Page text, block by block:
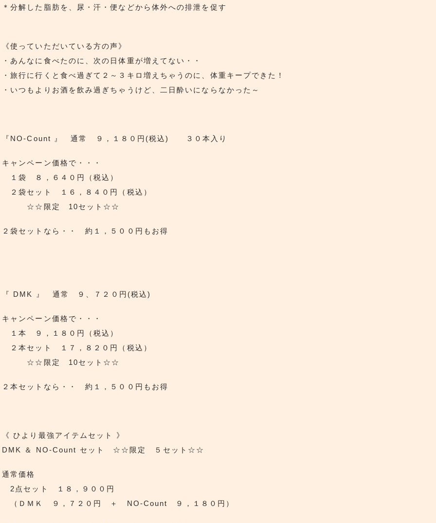
＊分解した脂肪を、尿・汗・便などから体外への排泄を促す
《使っていただいている方の声》
・あんなに食べたのに、次の日体重が増えてない・・
・旅行に行くと食べ過ぎて２～３キロ増えちゃうのに、体重キープできた！
・いつもよりお酒を飲み過ぎちゃうけど、二日酔いにならなかった～
『NO-Count 』 通常 ９，１８０円(税込) ３０本入り
キャンペーン価格で・・・
１袋 ８，６４０円（税込）
２袋セット １６，８４０円（税込）
☆☆限定 10セット☆☆
２袋セットなら・・ 約１，５００円もお得
『 DMK 』 通常 ９、７２０円(税込)
キャンペーン価格で・・・
１本 ９，１８０円（税込）
２本セット １７，８２０円（税込）
☆☆限定 10セット☆☆
２本セットなら・・ 約１，５００円もお得
《 ひより最強アイテムセット 》
DMK ＆ NO-Count セット ☆☆限定 ５セット☆☆
通常価格
2点セット １８，９００円
（ＤＭＫ ９，７２０円 ＋ NO-Count ９，１８０円）